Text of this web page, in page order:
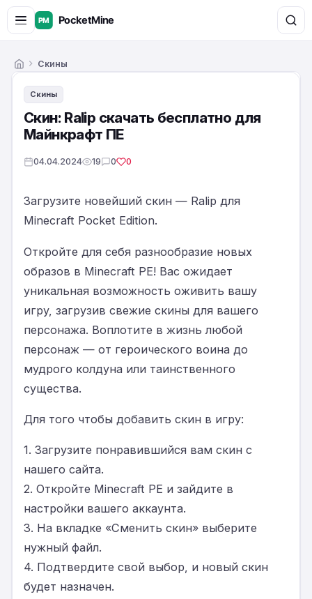
ГлавнаяСкины
Скины
Скин: Ralip скачать бесплатно для
Майнкрафт ПЕ
04.04.2024 19 0 0
Загрузите новейший скин — Ralip для
Minecraft Pocket Edition.
Откройте для себя разнообразие новых
образов в Minecraft PE! Вас ожидает
уникальная возможность оживить вашу
игру, загрузив свежие скины для вашего
персонажа. Воплотите в жизнь любой
персонаж — от героического воина до
мудрого колдуна или таинственного
существа.
Для того чтобы добавить скин в игру:
1. Загрузите понравившийся вам скин с
нашего сайта.
2. Откройте Minecraft PE и зайдите в
настройки вашего аккаунта.
3. На вкладке «Сменить скин» выберите
нужный файл.
4. Подтвердите свой выбор, и новый скин
будет назначен.